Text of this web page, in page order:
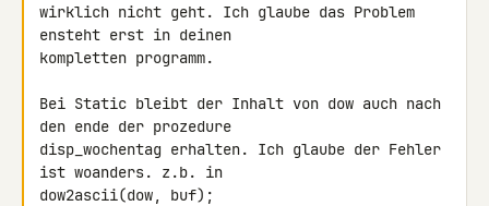
wirklich nicht geht. Ich glaube das Problem
ensteht erst in deinen
kompletten programm.
Bei Static bleibt der Inhalt von dow auch nach
den ende der prozedure
disp_wochentag erhalten. Ich glaube der Fehler
ist woanders. z.b. in
dow2ascii(dow, buf);